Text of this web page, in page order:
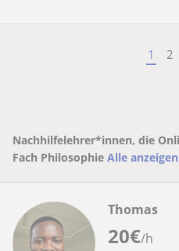
1 2
Nachhilfelehrer*innen, die
Fach Philosophie Alle anzeigen
20€/h
Thomas